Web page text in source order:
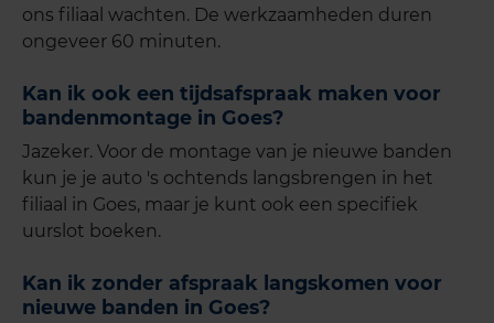
ons filiaal wachten. De werkzaamheden duren
ongeveer 60 minuten.
Kan ik ook een tijdsafspraak maken voor
bandenmontage in Goes?
Jazeker. Voor de montage van je nieuwe banden
kun je je auto 's ochtends langsbrengen in het
filiaal in Goes, maar je kunt ook een specifiek
uurslot boeken.
Kan ik zonder afspraak langskomen voor
nieuwe banden in Goes?